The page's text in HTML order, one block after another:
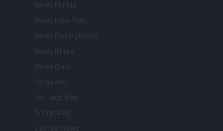
Newz Florida
Newz New York
Newz Pennsylvania
Newz Illinois
Newz Ohio
Gameland
Hig Tech Mag
Scoop Mag
Lgbtqia News